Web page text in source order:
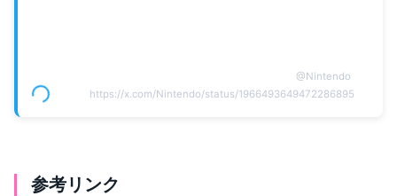
@Nintendo
https://x.com/Nintendo/status/1966493649472286895
参考リンク